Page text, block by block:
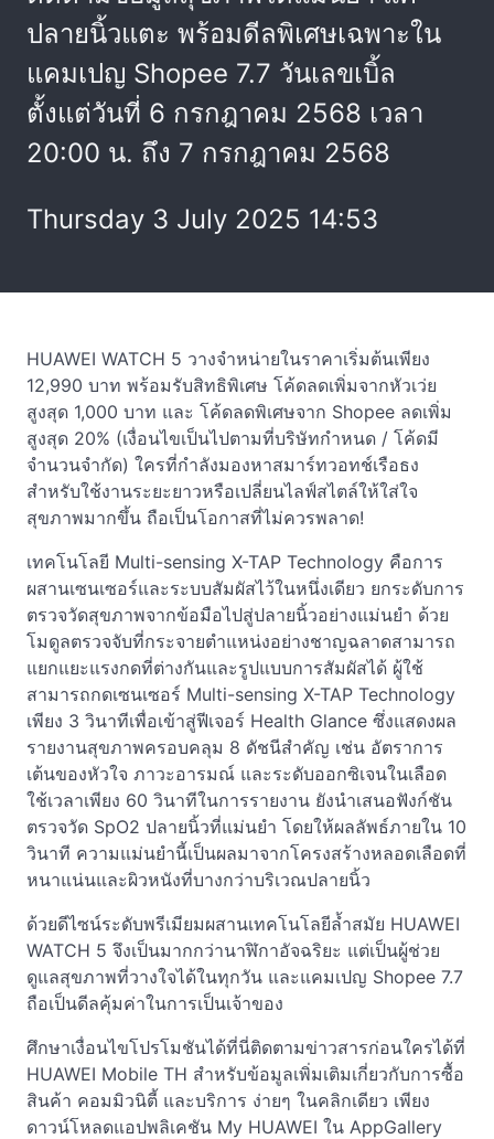
ปลายนิ้วแตะ พร้อมดีลพิเศษเฉพาะใน
แคมเปญ Shopee 7.7 วันเลขเบิ้ล
ตั้งแต่วันที่ 6 กรกฎาคม 2568 เวลา
20:00 น. ถึง 7 กรกฎาคม 2568
Thursday 3 July 2025 14:53
HUAWEI WATCH 5 วางจำหน่ายในราคาเริ่มต้นเพียง
12,990 บาท พร้อมรับสิทธิพิเศษ โค้ดลดเพิ่มจากหัวเว่ย
สูงสุด 1,000 บาท และ โค้ดลดพิเศษจาก Shopee ลดเพิ่ม
สูงสุด 20% (เงื่อนไขเป็นไปตามที่บริษัทกำหนด / โค้ดมี
จำนวนจำกัด) ใครที่กำลังมองหาสมาร์ทวอทช์เรือธง
สำหรับใช้งานระยะยาวหรือเปลี่ยนไลฟ์สไตล์ให้ใส่ใจ
สุขภาพมากขึ้น ถือเป็นโอกาสที่ไม่ควรพลาด!
เทคโนโลยี Multi-sensing X-TAP Technology คือการ
ผสานเซนเซอร์และระบบสัมผัสไว้ในหนึ่งเดียว ยกระดับการ
ตรวจวัดสุขภาพจากข้อมือไปสู่ปลายนิ้วอย่างแม่นยำ ด้วย
โมดูลตรวจจับที่กระจายตำแหน่งอย่างชาญฉลาดสามารถ
แยกแยะแรงกดที่ต่างกันและรูปแบบการสัมผัสได้ ผู้ใช้
สามารถกดเซนเซอร์ Multi-sensing X-TAP Technology
เพียง 3 วินาทีเพื่อเข้าสู่ฟีเจอร์ Health Glance ซึ่งแสดงผล
รายงานสุขภาพครอบคลุม 8 ดัชนีสำคัญ เช่น อัตราการ
เต้นของหัวใจ ภาวะอารมณ์ และระดับออกซิเจนในเลือด
ใช้เวลาเพียง 60 วินาทีในการรายงาน ยังนำเสนอฟังก์ชัน
ตรวจวัด SpO2 ปลายนิ้วที่แม่นยำ โดยให้ผลลัพธ์ภายใน 10
วินาที ความแม่นยำนี้เป็นผลมาจากโครงสร้างหลอดเลือดที่
หนาแน่นและผิวหนังที่บางกว่าบริเวณปลายนิ้ว
ด้วยดีไซน์ระดับพรีเมียมผสานเทคโนโลยีล้ำสมัย HUAWEI
WATCH 5 จึงเป็นมากกว่านาฬิกาอัจฉริยะ แต่เป็นผู้ช่วย
ดูแลสุขภาพที่วางใจได้ในทุกวัน และแคมเปญ Shopee 7.7
ถือเป็นดีลคุ้มค่าในการเป็นเจ้าของ
ศึกษาเงื่อนไขโปรโมชันได้ที่นี่ติดตามข่าวสารก่อนใครได้ที่
HUAWEI Mobile TH สำหรับข้อมูลเพิ่มเติมเกี่ยวกับการซื้อ
สินค้า คอมมิวนิตี้ และบริการ ง่ายๆ ในคลิกเดียว เพียง
ดาวน์โหลดแอปพลิเคชัน My HUAWEI ใน AppGallery